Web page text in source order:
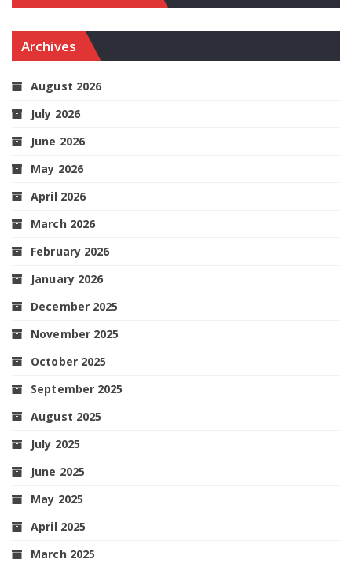
Archives
August 2026
July 2026
June 2026
May 2026
April 2026
March 2026
February 2026
January 2026
December 2025
November 2025
October 2025
September 2025
August 2025
July 2025
June 2025
May 2025
April 2025
March 2025